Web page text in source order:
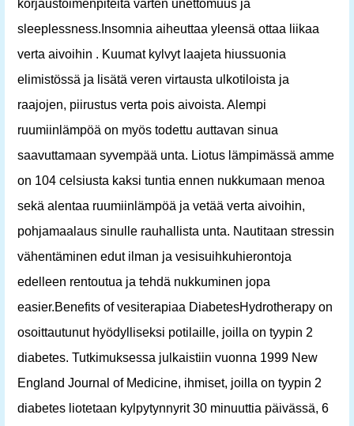
korjaustoimenpiteitä varten unettomuus ja
sleeplessness.Insomnia aiheuttaa yleensä ottaa liikaa
verta aivoihin . Kuumat kylvyt laajeta hiussuonia
elimistössä ja lisätä veren virtausta ulkotiloista ja
raajojen, piirustus verta pois aivoista. Alempi
ruumiinlämpöä on myös todettu auttavan sinua
saavuttamaan syvempää unta. Liotus lämpimässä amme
on 104 celsiusta kaksi tuntia ennen nukkumaan menoa
sekä alentaa ruumiinlämpöä ja vetää verta aivoihin,
pohjamaalaus sinulle rauhallista unta. Nautitaan stressin
vähentäminen edut ilman ja vesisuihkuhierontoja
edelleen rentoutua ja tehdä nukkuminen jopa
easier.Benefits of vesiterapiaa DiabetesHydrotherapy on
osoittautunut hyödylliseksi potilaille, joilla on tyypin 2
diabetes. Tutkimuksessa julkaistiin vuonna 1999 New
England Journal of Medicine, ihmiset, joilla on tyypin 2
diabetes liotetaan kylpytynnyrit 30 minuuttia päivässä, 6